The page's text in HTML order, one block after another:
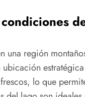
una región
ubicación
lo que